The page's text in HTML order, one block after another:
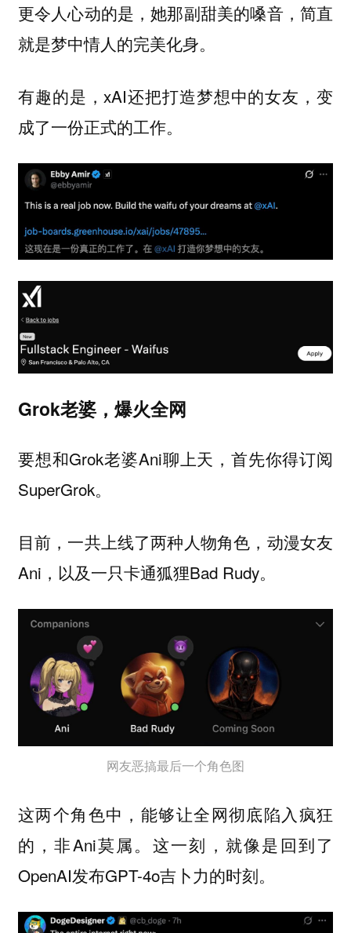
更令人心动的是，她那副甜美的嗓音，简直
就是梦中情人的完美化身。
有趣的是，xAI还把打造梦想中的女友，变
成了一份正式的工作。
Grok老婆，爆火全网
要想和Grok老婆Ani聊上天，首先你得订阅
SuperGrok。
目前，一共上线了两种人物角色，动漫女友
Ani，以及一只卡通狐狸Bad Rudy。
网友恶搞最后一个角色图
这两个角色中，能够让全网彻底陷入疯狂
的，非Ani莫属。这一刻，就像是回到了
OpenAI发布GPT-4o吉卜力的时刻。